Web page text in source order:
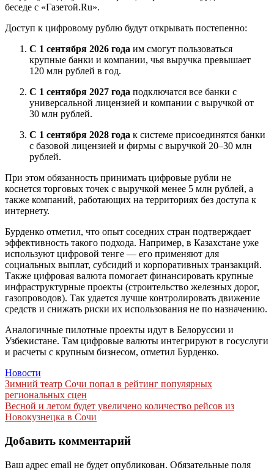
беседе с «Газетой.Ru».
Доступ к цифровому рублю будут открывать постепенно:
С 1 сентября 2026 года им смогут пользоваться
крупные банки и компании, чья выручка превышает
120 млн рублей в год.
С 1 сентября 2027 года подключатся все банки с
универсальной лицензией и компании с выручкой от
30 млн рублей.
С 1 сентября 2028 года к системе присоединятся банки
с базовой лицензией и фирмы с выручкой 20–30 млн
рублей.
При этом обязанность принимать цифровые рубли не
коснется торговых точек с выручкой менее 5 млн рублей, а
также компаний, работающих на территориях без доступа к
интернету.
Бурденко отметил, что опыт соседних стран подтверждает
эффективность такого подхода. Например, в Казахстане уже
используют цифровой тенге — его применяют для
социальных выплат, субсидий и корпоративных транзакций.
Также цифровая валюта помогает финансировать крупные
инфраструктурные проекты (строительство железных дорог,
газопроводов). Так удается лучше контролировать движение
средств и снижать риски их использования не по назначению.
Аналогичные пилотные проекты идут в Белоруссии и
Узбекистане. Там цифровые валюты интегрируют в госуслуги
и расчеты с крупным бизнесом, отметил Бурденко.
Новости
Навигация
по
записям
Зимний театр Сочи попал в рейтинг популярных
региональных сцен
Весной и летом будет увеличено количество рейсов из
Новокузнецка в Сочи
Добавить комментарий
Ваш адрес email не будет опубликован. Обязательные поля